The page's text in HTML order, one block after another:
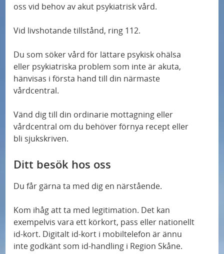
oss vid behov av akut psykiatrisk vård.
Vid livshotande tillstånd, ring 112.
Du som söker vård för lättare psykisk ohälsa
eller psykiatriska problem som inte är akuta,
hänvisas i första hand till din närmaste
vårdcentral.
Vänd dig till din ordinarie mottagning eller
vårdcentral om du behöver förnya recept eller
bli sjukskriven.
Ditt besök hos oss
Du får gärna ta med dig en närstående.
Kom ihåg att ta med legitimation. Det kan
exempelvis vara ett körkort, pass eller nationellt
id-kort. Digitalt id-kort i mobiltelefon är ännu
inte godkänt som id-handling i Region Skåne.